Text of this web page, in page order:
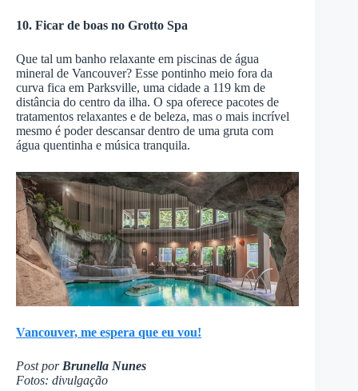
10. Ficar de boas no Grotto Spa
Que tal um banho relaxante em piscinas de água
mineral de Vancouver? Esse pontinho meio fora da
curva fica em Parksville, uma cidade a 119 km de
distância do centro da ilha. O spa oferece pacotes de
tratamentos relaxantes e de beleza, mas o mais incrível
mesmo é poder descansar dentro de uma gruta com
água quentinha e música tranquila.
Vancouver, me espera que eu vou!
Post por Brunella Nunes
Fotos: divulgação